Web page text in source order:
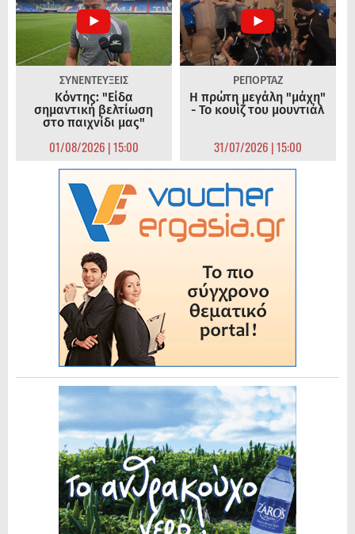
ΣΥΝΕΝΤΕΥΞΕΙΣ
Κόντης: "Είδα
σημαντική βελτίωση
στο παιχνίδι μας"
01/08/2026 | 15:00
ΡΕΠΟΡΤΑΖ
Η πρώτη μεγάλη "μάχη"
- Το κουίζ του μουντιάλ
31/07/2026 | 15:00